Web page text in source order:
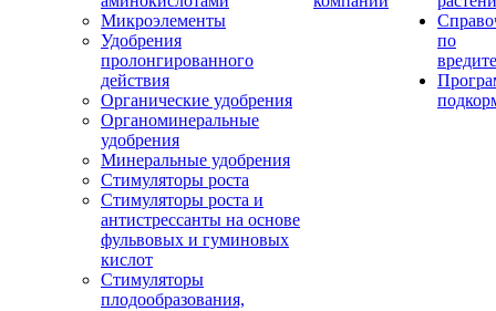
Микроэлементы
Удобрения
пролонгированного
действия
Органические удобрения
Органоминеральные
удобрения
Минеральные удобрения
Стимуляторы роста
Стимуляторы роста и
антистрессанты на основе
фульвовых и гуминовых
кислот
Стимуляторы
плодообразования,
по